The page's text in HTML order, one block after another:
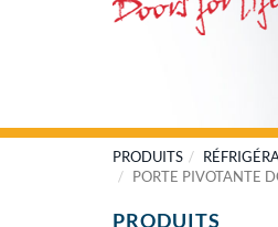
PRODUITS
PORTE PIVOTANTE
PRODUITS